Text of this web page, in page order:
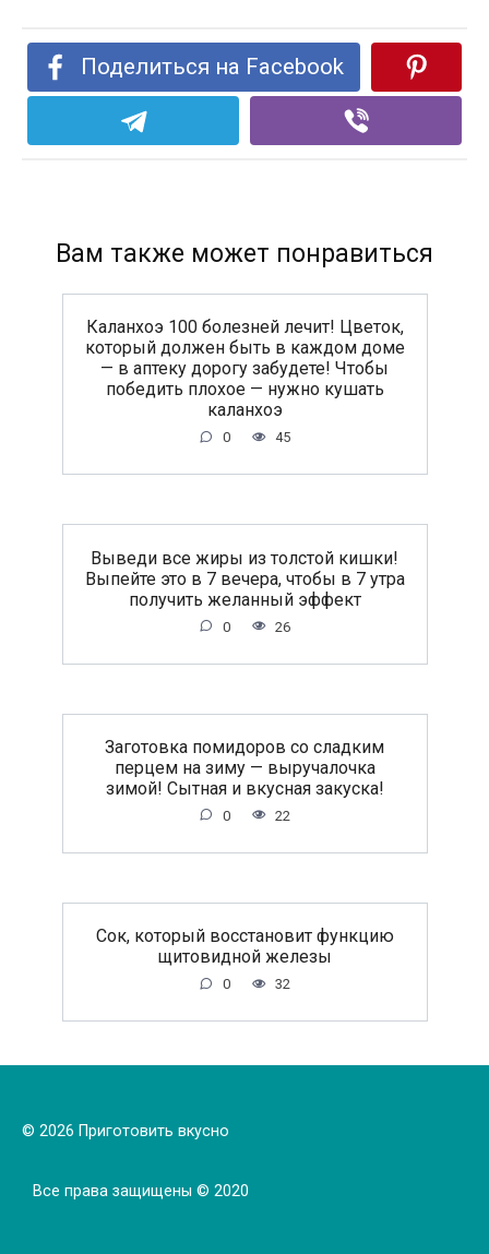
Поделиться на Facebook
Вам также может понравиться
Каланхоэ 100 болезней лечит! Цветок,
который должен быть в каждом доме
— в аптеку дорогу забудете! Чтобы
победить плохое — нужно кушать
каланхоэ
0 45
Выведи все жиры из толстой кишки!
Выпейте это в 7 вечера, чтобы в 7 утра
получить желанный эффект
0 26
Заготовка помидоров со сладким
перцем на зиму — выручалочка
зимой! Сытная и вкусная закуска!
0 22
Сок, который восстановит функцию
щитовидной железы
0 32
© 2026 Приготовить вкусно
Все права защищены © 2020